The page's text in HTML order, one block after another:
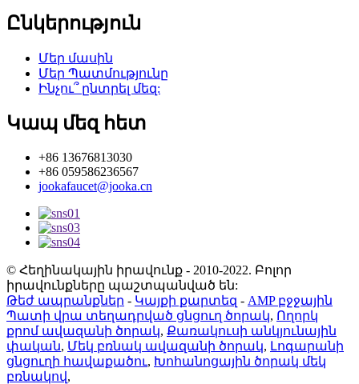
Ընկերություն
Մեր մասին
Մեր Պատմությունը
Ինչու՞ ընտրել մեզ:
Կապ մեզ հետ
+86 13676813030
+86 059586236567
jookafaucet@jooka.cn
© Հեղինակային իրավունք - 2010-2022. Բոլոր
իրավունքները պաշտպանված են:
Թեժ ապրանքներ - Կայքի քարտեզ - AMP բջջային
Պատի վրա տեղադրված ցնցուղ ծորակ, Ողորկ
քրոմ ավազանի ծորակ, Քառակուսի անկյունային
փական, Մեկ բռնակ ավազանի ծորակ, Լոգարանի
ցնցուղի հավաքածու, Խոհանոցային ծորակ մեկ
բռնակով,